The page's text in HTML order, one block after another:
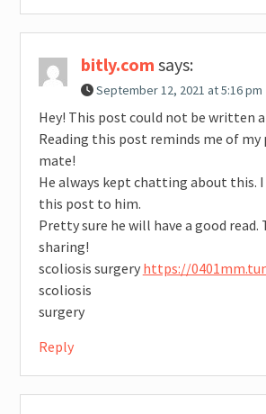
bitly.com says:
September 12, 2021 at 5:16 pm
Hey! This post could not be written
Reading this post reminds me of my
mate!
He always kept chatting about this.
this post to him.
Pretty sure he will have a good read.
sharing!
scoliosis surgery https://
scoliosis
surgery
Reply